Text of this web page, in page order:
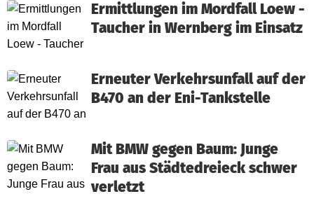
Ermittlungen im Mordfall Loew -
Taucher in Wernberg im Einsatz
Erneuter Verkehrsunfall auf der
B470 an der Eni-Tankstelle
Mit BMW gegen Baum: Junge
Frau aus Städtedreieck schwer
verletzt